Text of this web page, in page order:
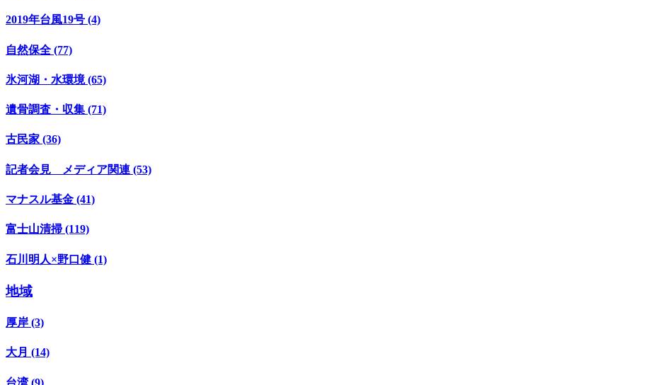
2019年台風19号 (4)
自然保全 (77)
氷河湖・水環境 (65)
遺骨調査・収集 (71)
古民家 (36)
記者会見 メディア関連 (53)
マナスル基金 (41)
富士山清掃 (119)
石川明人×野口健 (1)
地域
厚岸 (3)
大月 (14)
台湾 (9)